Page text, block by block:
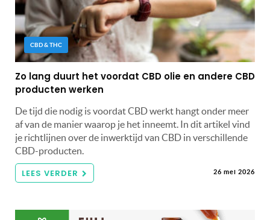
CBD & THC
Zo lang duurt het voordat CBD olie en andere CBD
producten werken
De tijd die nodig is voordat CBD werkt hangt onder meer
af van de manier waarop je het inneemt. In dit artikel vind
je richtlijnen over de inwerktijd van CBD in verschillende
CBD-producten.
LEES VERDER 26 mei 2026